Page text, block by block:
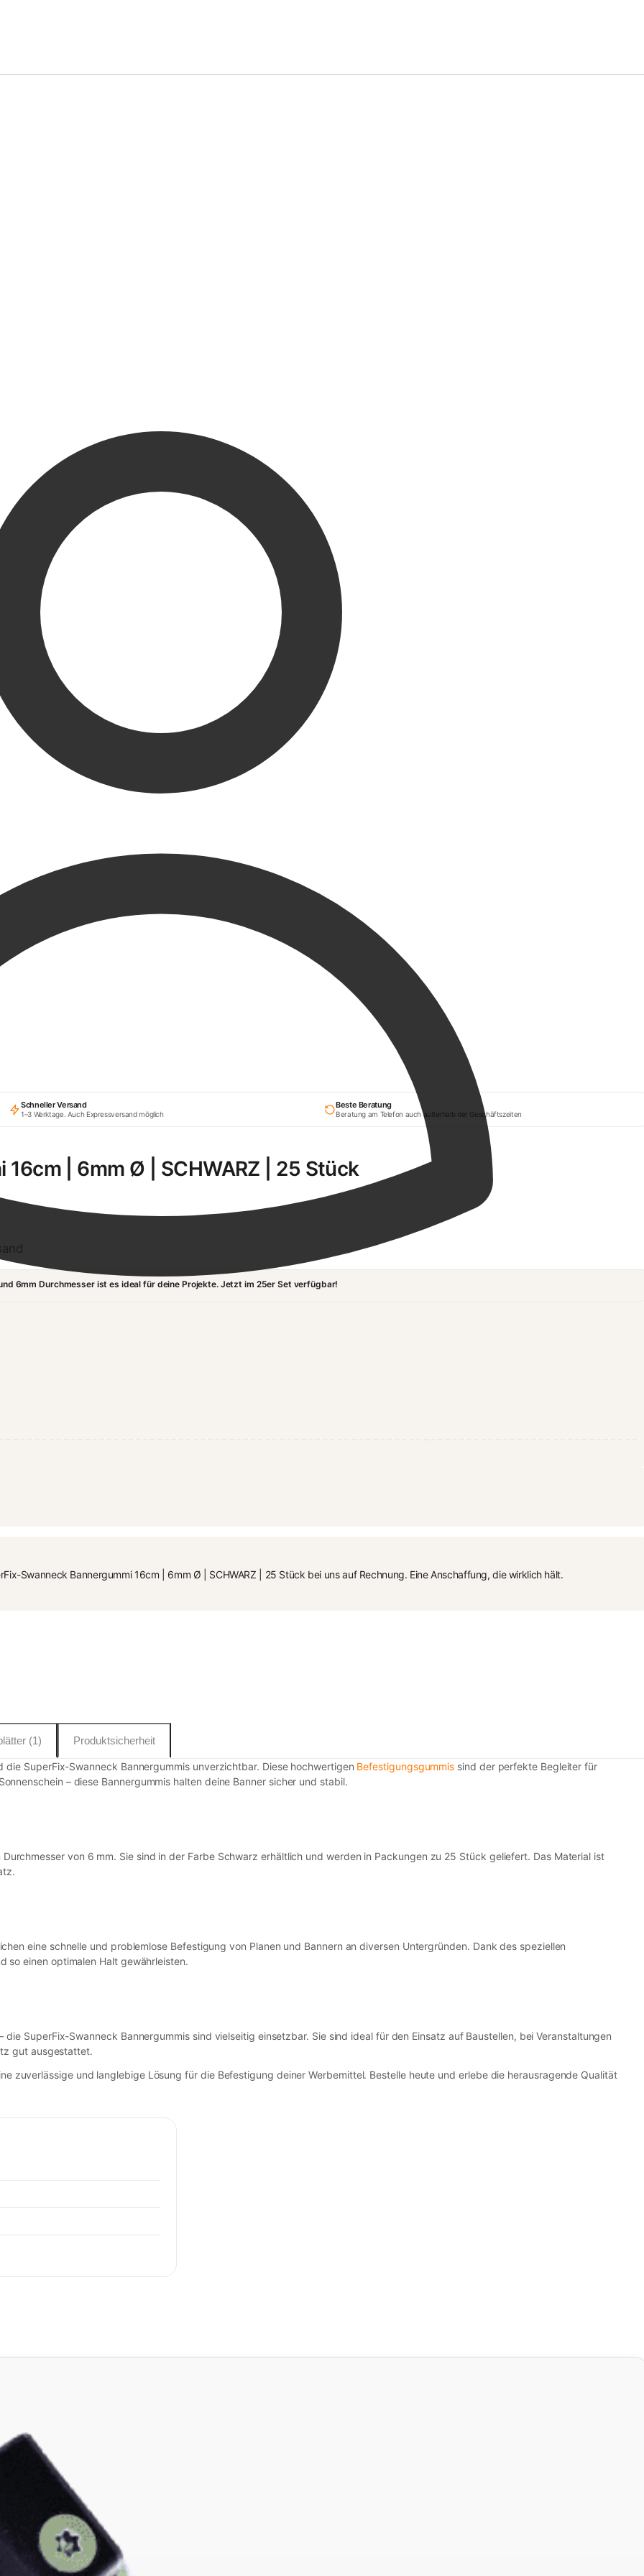
Schneller Versand
1–3 Werktage. Auch Expressversand möglich
Beste Beratung
Beratung am Telefon auch außerhalb der Geschäftszeiten
| 6mm Ø | SCHWARZ | 25 Stück
6mm Durchmesser ist es ideal für deine Projekte. Jetzt im 25er Set verfügbar!
Swanneck Bannergummi 16cm | 6mm Ø | SCHWARZ | 25 Stück bei uns auf Rechnung. Eine Anschaffung, die wirklich hält.
(1) Produktsicherheit
SuperFix-Swanneck Bannergummis unverzichtbar. Diese hochwertigen Befestigungsgummis sind der perfekte Begleiter für
– diese Bannergummis halten deine Banner sicher und stabil.
von 6 mm. Sie sind in der Farbe Schwarz erhältlich und werden in Packungen zu 25 Stück geliefert. Das Material ist
eine schnelle und problemlose Befestigung von Planen und Bannern an diversen Untergründen. Dank des speziellen
so einen optimalen Halt gewährleisten.
SuperFix-Swanneck Bannergummis sind vielseitig einsetzbar. Sie sind ideal für den Einsatz auf Baustellen, bei Veranstaltungen
gut ausgestattet.
zuverlässige und langlebige Lösung für die Befestigung deiner Werbemittel. Bestelle heute und erlebe die herausragende Qualität